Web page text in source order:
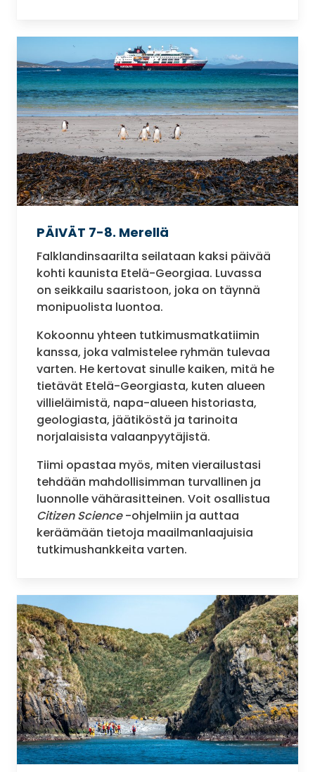
PÄIVÄT 7-8. Merellä
Falklandinsaarilta seilataan kaksi päivää
kohti kaunista Etelä-Georgiaa. Luvassa
on seikkailu saaristoon, joka on täynnä
monipuolista luontoa.
Kokoonnu yhteen tutkimusmatkatiimin
kanssa, joka valmistelee ryhmän tulevaa
varten. He kertovat sinulle kaiken, mitä he
tietävät Etelä-Georgiasta, kuten alueen
villieläimistä, napa-alueen historiasta,
geologiasta, jäätiköstä ja tarinoita
norjalaisista valaanpyytäjistä.
Tiimi opastaa myös, miten vierailustasi
tehdään mahdollisimman turvallinen ja
luonnolle vähärasitteinen. Voit osallistua
Citizen Science-ohjelmiin ja auttaa
keräämään tietoja maailmanlaajuisia
tutkimushankkeita varten.